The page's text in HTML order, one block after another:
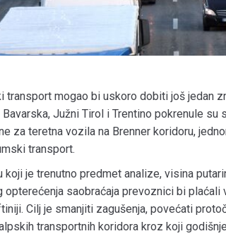
transport mogao bi uskoro dobiti još jedan
Južni Tirol i Trentino pokrenule
za teretna vozila na Brenner koridoru,
transport.
koji je trenutno predmet analize, visina
opterećenja saobraćaja prevoznici bi
Cilj je smanjiti zagušenja, povećati
transportnih koridora kroz koji